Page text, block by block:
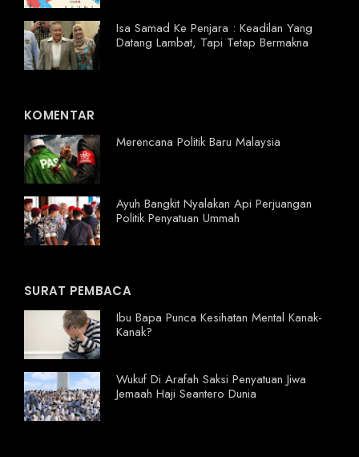
Isa Samad Ke Penjara : Keadilan Yang
Datang Lambat, Tapi Tetap Bermakna
KOMENTAR
Merencana Politik Baru Malaysia
Ayuh Bangkit Nyalakan Api Perjuangan
Politik Penyatuan Ummah
SURAT PEMBACA
Ibu Bapa Punca Kesihatan Mental Kanak-
Kanak?
Wukuf Di Arafah Saksi Penyatuan Jiwa
Jemaah Haji Seantero Dunia